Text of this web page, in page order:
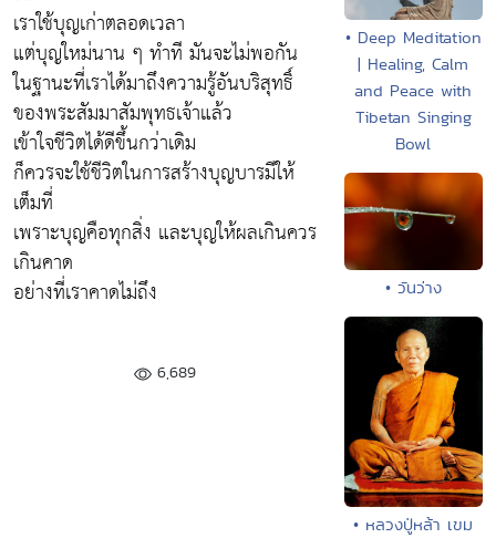
เราใช้บุญเก่าตลอดเวลา
แต่บุญใหม่นาน ๆ ทำที มันจะไม่พอกัน
ในฐานะที่เราได้มาถึงความรู้อันบริสุทธิ์
ของพระสัมมาสัมพุทธเจ้าแล้ว
เข้าใจชีวิตได้ดีขึ้นกว่าเดิม
ก็ควรจะใช้ชีวิตในการสร้างบุญบารมีให้
เต็มที่
เพราะบุญคือทุกสิ่ง และบุญให้ผลเกินควร
เกินคาด
อย่างที่เราคาดไม่ถึง
6,689
• Deep Meditation
| Healing, Calm
and Peace with
Tibetan Singing
Bowl
• วันว่าง
• หลวงปู่หล้า เขม